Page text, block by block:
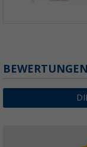
BEWERTUNGEN